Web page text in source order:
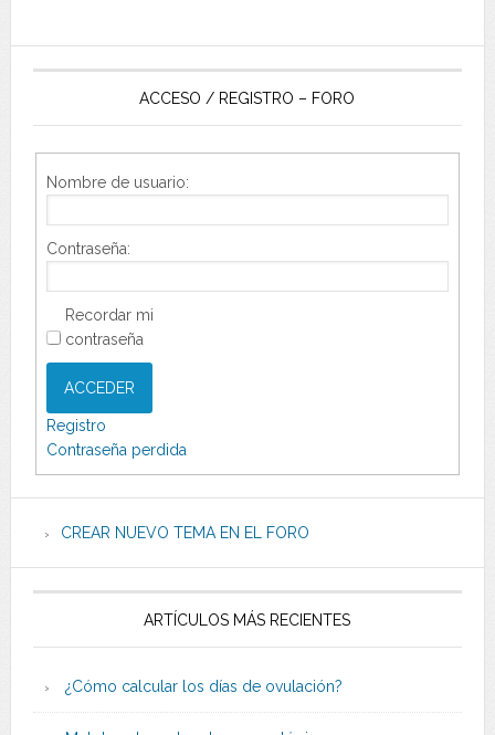
ACCESO / REGISTRO – FORO
Nombre de usuario:
Contraseña:
Recordar mi
contraseña
ACCEDER
Registro
Contraseña perdida
CREAR NUEVO TEMA EN EL FORO
ARTÍCULOS MÁS RECIENTES
¿Cómo calcular los días de ovulación?